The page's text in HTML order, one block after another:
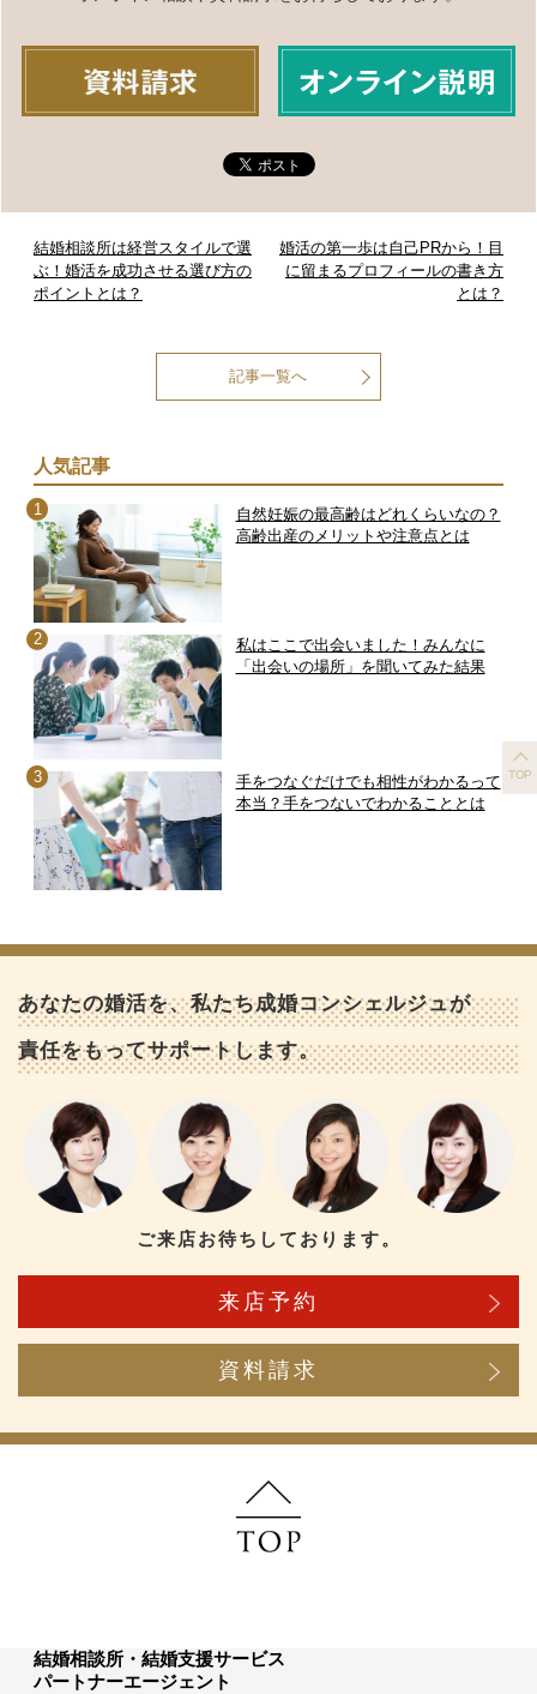
結婚相談所は経営スタイルで選
ぶ！婚活を成功させる選び方の
ポイントとは？
婚活の第一歩は自己PRから！目
に留まるプロフィールの書き方
とは？
記事一覧へ
人気記事
自然妊娠の最高齢はどれくらいなの？
高齢出産のメリットや注意点とは
私はここで出会いました！みんなに
「出会いの場所」を聞いてみた結果
手をつなぐだけでも相性がわかるって
本当？手をつないでわかることとは
TOP
あなたの婚活を、私たち成婚コンシェルジュが
責任をもってサポートします。
ご来店お待ちしております。
来店予約
資料請求
結婚相談所・結婚支援サービス
パートナーエージェント